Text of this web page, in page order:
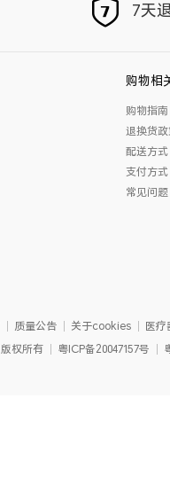
7天
购物相
购物指南
退换货
配送方式
支付方式
常见问题
质量公告 关于cookies
医疗
版权所有 粤ICP备20047157号